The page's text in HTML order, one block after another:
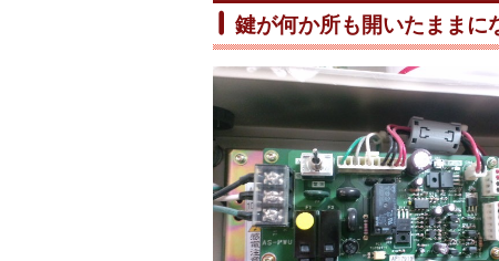
鍵が何か所も開いたままに